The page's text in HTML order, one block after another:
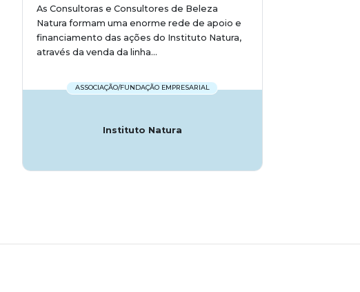
As Consultoras e Consultores de Beleza
Natura formam uma enorme rede de apoio e
financiamento das ações do Instituto Natura,
através da venda da linha...
ASSOCIAÇÃO/FUNDAÇÃO EMPRESARIAL
Instituto Natura